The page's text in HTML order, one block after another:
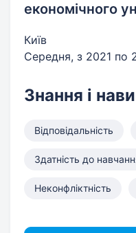
економічного
Київ
Середня, з 2021 по
Знання і
Відповідальність
Здатність до
Неконфліктність